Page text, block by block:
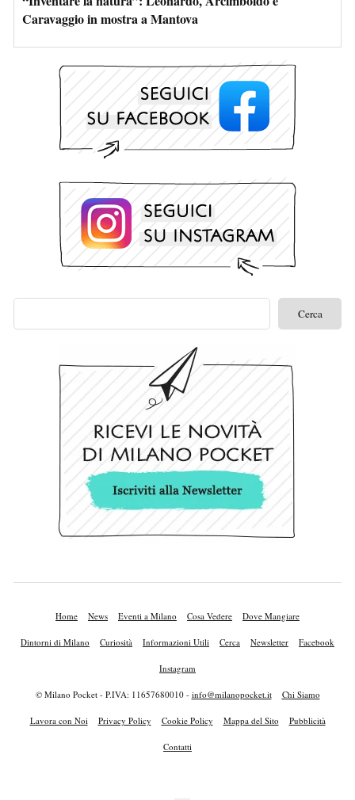
Caravaggio in mostra a Mantova
Home News Eventi a Milano Cosa Vedere Dove Mangiare
Dintorni di Milano Curiosità Informazioni Utili Cerca Newsletter Facebook
Instagram
© Milano Pocket - P.IVA: 11657680010 - info@milanopocket.it Chi Siamo
Lavora con Noi Privacy Policy Cookie Policy Mappa del Sito Pubblicità
Contatti